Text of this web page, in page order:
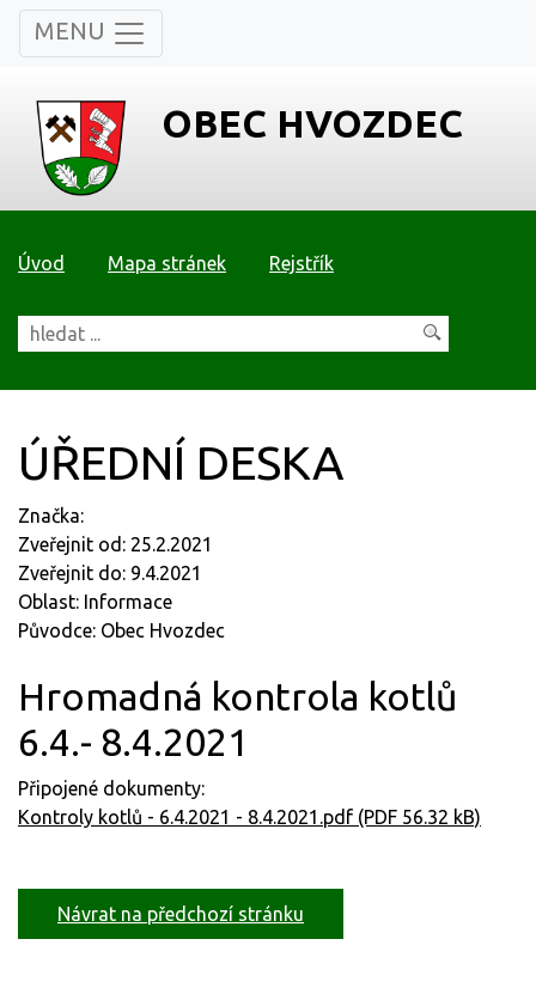
MENU
OBEC HVOZDEC
Úvod Mapa stránek Rejstřík
ÚŘEDNÍ DESKA
Značka:
Zveřejnit od: 25.2.2021
Zveřejnit do: 9.4.2021
Oblast: Informace
Původce: Obec Hvozdec
Hromadná kontrola kotlů
6.4.- 8.4.2021
Připojené dokumenty:
Kontroly kotlů - 6.4.2021 - 8.4.2021.pdf (PDF 56.32 kB)
Návrat na předchozí stránku